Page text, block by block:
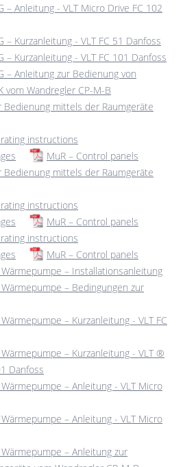
– Anleitung - VLT Micro Drive FC 102
– Kurzanleitung - VLT FC 51 Danfoss
– Kurzanleitung - VLT FC 101 Danfoss
– Anleitung zur Bedienung von
vom Wandregler CP-M-B
Bedienung mittels der Raumgeräte
instructions
MuR – Control panels
Bedienung mittels der Raumgeräte
instructions
MuR – Control panels
instructions
MuR – Control panels
– Installationsanleitung
– Bedingungen zur
– Kurzanleitung - VLT FC
– Kurzanleitung - VLT ®
Danfoss
– Anleitung - VLT Micro
– Anleitung - VLT Micro
– Anleitung zur